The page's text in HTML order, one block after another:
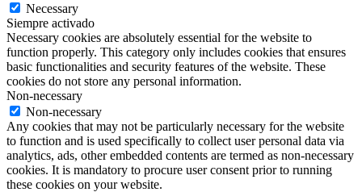
Necessary
Siempre activado
Necessary cookies are absolutely essential for the website to
function properly. This category only includes cookies that ensures
basic functionalities and security features of the website. These
cookies do not store any personal information.
Non-necessary
Non-necessary
Any cookies that may not be particularly necessary for the website
to function and is used specifically to collect user personal data via
analytics, ads, other embedded contents are termed as non-necessary
cookies. It is mandatory to procure user consent prior to running
these cookies on your website.